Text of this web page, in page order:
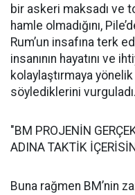
bir askeri maksadı ve
hamle olmadığını,
Rum’un insafına terk
insanının hayatını ve
kolaylaştırmaya
söylediklerini vurguladı.
"BM PROJENİN
ADINA TAKTİK
Buna rağmen BM’nin